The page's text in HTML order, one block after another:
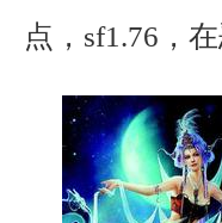
点，sf1.76，